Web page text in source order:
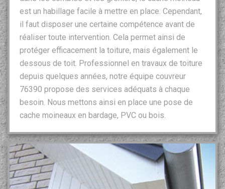
est un habillage facile à mettre en place. Cependant,
il faut disposer une certaine compétence avant de
réaliser toute intervention. Cela permet ainsi de
protéger efficacement la toiture, mais également le
dessous de toit. Professionnel en travaux de toiture
depuis quelques années, notre équipe couvreur
76390 propose des services adéquats à chaque
besoin. Nous mettons ainsi en place une pose de
cache moineaux en bardage, PVC ou bois.